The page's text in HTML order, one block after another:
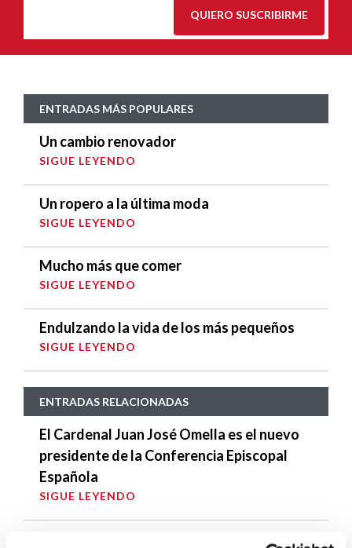
QUIERO SUSCRIBIRME
ENTRADAS MÁS POPULARES
Un cambio renovador
SIGUE LEYENDO
Un ropero a la última moda
SIGUE LEYENDO
Mucho más que comer
SIGUE LEYENDO
Endulzando la vida de los más pequeños
SIGUE LEYENDO
ENTRADAS RELACIONADAS
El Cardenal Juan José Omella es el nuevo
presidente de la Conferencia Episcopal
Española
SIGUE LEYENDO